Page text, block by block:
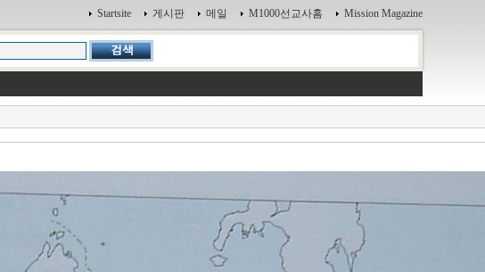
Startsite 게시판 메일 M1000선교사홈 Mission Magazine